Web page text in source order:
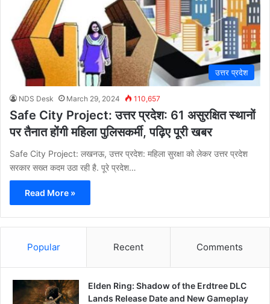
उत्तर प्रदेश
NDS Desk March 29, 2024 110,657
Safe City Project: उत्तर प्रदेश: 61 असुरक्षित स्थानों
पर तैनात होंगी महिला पुलिसकर्मी, पढ़िए पूरी खबर
Safe City Project: लखनऊ, उत्तर प्रदेश: महिला सुरक्षा को लेकर उत्तर प्रदेश
सरकार सख्त कदम उठा रही है. पूरे प्रदेश…
Read More »
Popular Recent Comments
Elden Ring: Shadow of the Erdtree DLC
Lands Release Date and New Gameplay